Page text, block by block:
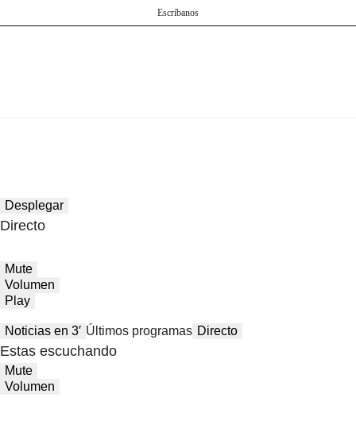
Escríbanos
Desplegar
Directo
Mute
Volumen
Play
Noticias en 3′ Últimos programas Directo
Estas escuchando
Mute
Volumen